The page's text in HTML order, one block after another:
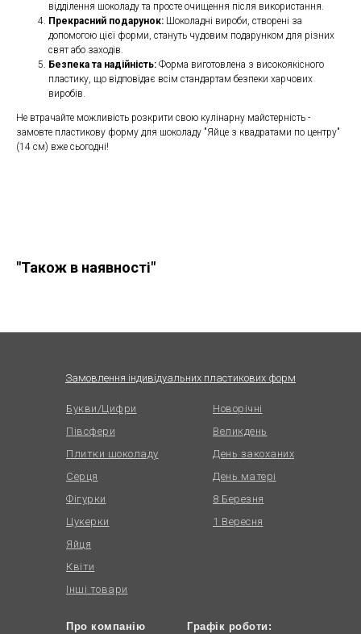
відділення шоколаду та просте очищення після використання.
Прекрасний подарунок: Шоколадні вироби, створені за
допомогою цієї форми, стануть чудовим подарунком для різних
свят або заходів.
Безпека та надійність: Форма виготовлена з високоякісного
пластику, що відповідає всім стандартам безпеки харчових
виробів.
Не втрачайте можливість розкрити свою кулінарну майстерність -
замовте пластикову форму для шоколаду "Яйце з квадратами по центру"
(14 см) вже сьогодні!
"Також в наявності"
Новорічні
Плитки шоколаду
Серця
Півсфери
Цукерки
Фігурки
Квіти
День матері
День закоханих
Яйця
8 Березня
Букви/Цифри
1 Вересня
Інші товари
Замовлення індивідуальних пластикових форм
Великдень
Про компанію
Графік роботи: